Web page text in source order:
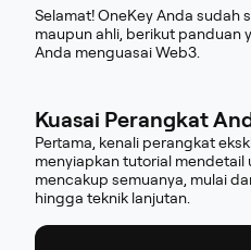
Selamat! OneKey Anda sudah
maupun ahli, berikut panduan
Anda menguasai Web3.
Kuasai Perangkat
Pertama, kenali perangkat
menyiapkan tutorial
mencakup semuanya, mulai
hingga teknik lanjutan.